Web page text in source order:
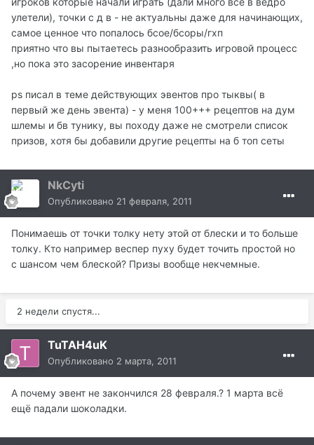
улетели), точки с д в - не актуальны даже для начинающих,
самое ценное что попалось бсое/бсоры/гхп
приятно что вы пытаетесь разнообразить игровой процесс
,но пока это засорение инвентаря
ps писал в теме действующих эвентов про тыквы( в
первый же день эвента) - у меня 100+++ рецептов на дум
шлемы и бв тунику, вы походу даже не смотрели список
призов, хотя бы добавили другие рецепты на б топ сеты
NkCyti
Опубликовано 21 февраля, 2011
Понимаешь от точки толку нету этой от блески и то больше
толку. Кто например веспер пуху будет точить простой но
с шансом чем блеской? Призы вообще некчемные.
2 недели спустя...
TuTAH4uK
Опубликовано 2 марта, 2011
А почему эвент не закончился 28 февраля.? 1 марта всё
ещё падали шоколадки.